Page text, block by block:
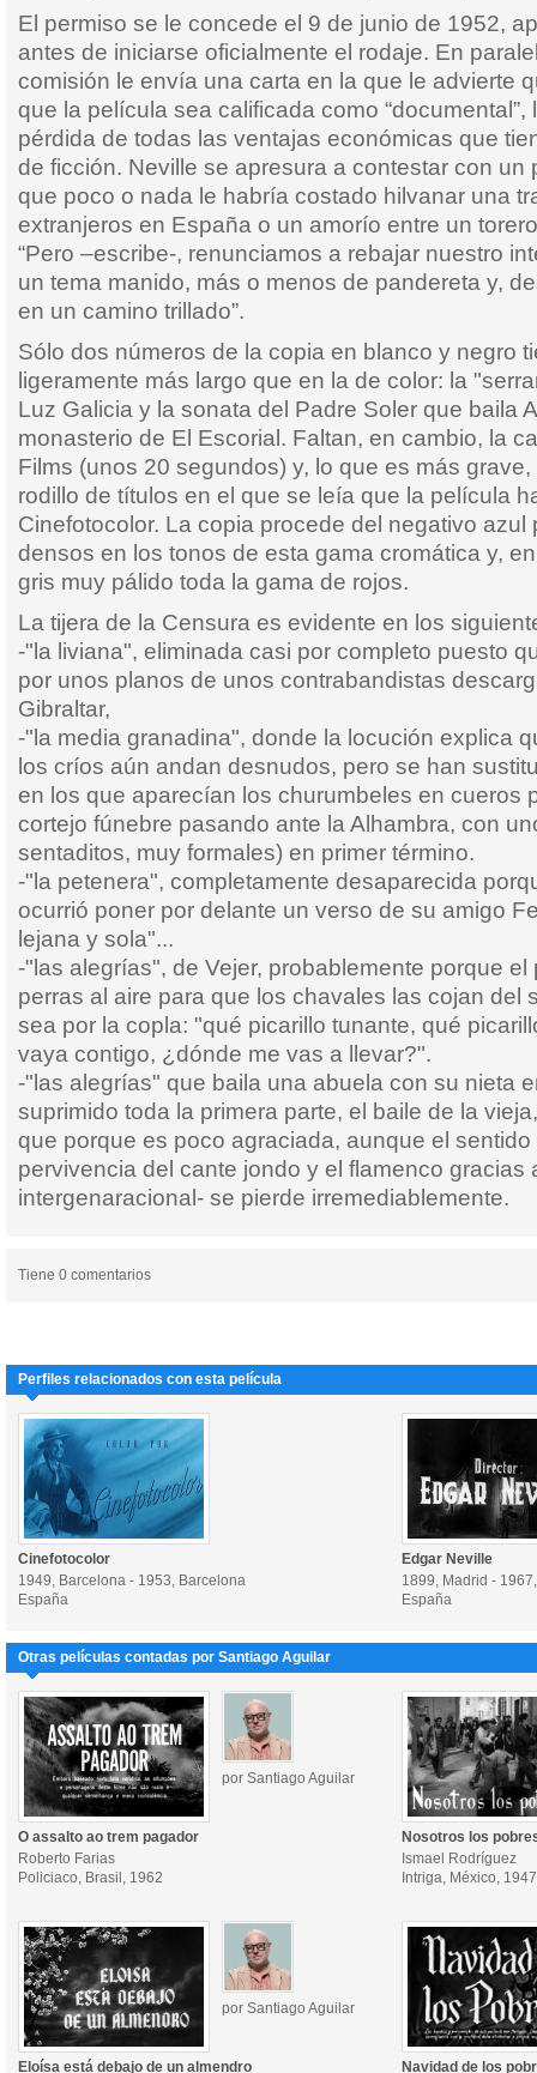
El permiso se le concede el 9 de junio de 1952,
antes de iniciarse oficialmente el rodaje. En
comisión le envía una carta en la que le advierte
que la película sea calificada como
pérdida de todas las ventajas económicas que
de ficción. Neville se apresura a contestar con un
que poco o nada le habría costado hilvanar una
extranjeros en España o un amorío entre un
“Pero –escribe-, renunciamos a rebajar nuestro
un tema manido, más o menos de pandereta y,
en un camino trillado”.
Sólo dos números de la copia en blanco y negro
ligeramente más largo que en la de color: la
Luz Galicia y la sonata del Padre Soler que baila
monasterio de El Escorial. Faltan, en cambio, la
Films (unos 20 segundos) y, lo que es más
rodillo de títulos en el que se leía que la película
Cinefotocolor. La copia procede del negativo azul
densos en los tonos de esta gama cromática y,
gris muy pálido toda la gama de rojos.
La tijera de la Censura es evidente en los
-"la liviana", eliminada casi por completo puesto
por unos planos de unos contrabandistas
Gibraltar,
-"la media granadina", donde la locución explica
los críos aún andan desnudos, pero se han
en los que aparecían los churumbeles en cueros
cortejo fúnebre pasando ante la Alhambra, con
sentaditos, muy formales) en primer término.
-"la petenera", completamente desaparecida
ocurrió poner por delante un verso de su amigo
lejana y sola"...
-"las alegrías", de Vejer, probablemente porque el
perras al aire para que los chavales las cojan del
sea por la copla: "qué picarillo tunante, qué
vaya contigo, ¿dónde me vas a llevar?".
-"las alegrías" que baila una abuela con su nieta
suprimido toda la primera parte, el baile de la
que porque es poco agraciada, aunque el
pervivencia del cante jondo y el flamenco gracias
intergenaracional- se pierde irremediablemente.
Tiene 0 comentarios
Perfiles relacionados con esta película
Cinefotocolor
1949, Barcelona - 1953, Barcelona
España
Edgar Neville
1899, Madrid -
España
Otras películas contadas por Santiago Aguilar
por Santiago Aguilar
O assalto ao trem pagador
Roberto Farias
Policiaco, Brasil, 1962
Nosotros los
Ismael Rodríguez
Intriga, México, 1947
por Santiago Aguilar
Eloísa está debajo de un almendro Navidad de los